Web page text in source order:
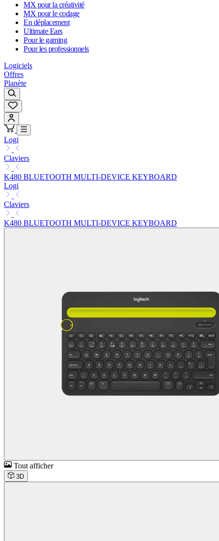
MX pour la créativité
MX pour le codage
En déplacement
Ultimate Ears
Pour le gaming
Pour les professionnels
Logiciels
Offres
Planète
Logi
Claviers
K480 BLUETOOTH MULTI-DEVICE KEYBOARD
Logi
Claviers
K480 BLUETOOTH MULTI-DEVICE KEYBOARD
Tout afficher
3D